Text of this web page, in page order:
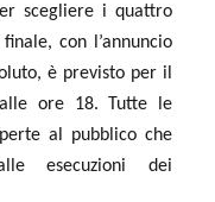
scegliere i quattro
con l’annuncio
è previsto per il
ore 18. Tutte le
al pubblico che
esecuzioni dei